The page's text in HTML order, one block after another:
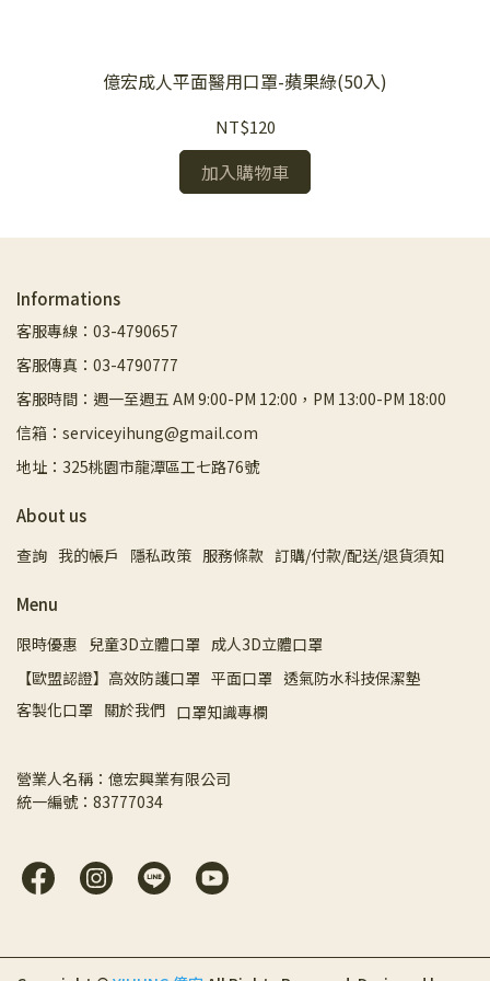
億宏成人平面醫用口罩-蘋果綠(50入)
NT$120
加入購物車
Informations
客服專線：03-4790657
客服傳真：03-4790777
客服時間：週一至週五 AM 9:00-PM 12:00，PM 13:00-PM 18:00
信箱：serviceyihung@gmail.com
地址：325桃園市龍潭區工七路76號
About us
查詢 我的帳戶 隱私政策 服務條款 訂購/付款/配送/退貨須知
Menu
限時優惠 兒童3D立體口罩 成人3D立體口罩
【歐盟認證】高效防護口罩 平面口罩 透氣防水科技保潔墊
客製化口罩 關於我們 口罩知識專欄
營業人名稱：億宏興業有限公司
統一編號：83777034